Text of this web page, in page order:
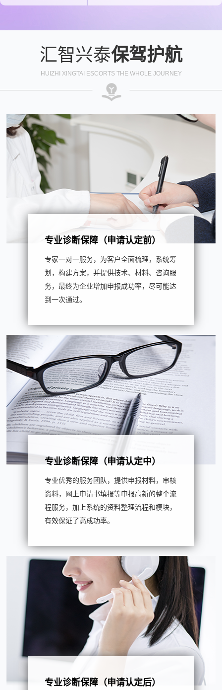
汇智兴泰保驾护航
HUIZHI XINGTAI ESCORTS THE WHOLE JOURNEY
专业诊断保障（申请认定前）
专家一对一服务，为客户全面梳理，系统筹
划，构建方案，并提供技术、材料、咨询服
务，最终为企业增加申报成功率，尽可能达
到一次通过。
专业诊断保障（申请认定中）
专业优秀的服务团队，提供申报材料，审核
资料，网上申请书填报等申报高新的整个流
程服务，加上系统的资料整理流程和模块，
有效保证了高成功率。
专业诊断保障（申请认定后）